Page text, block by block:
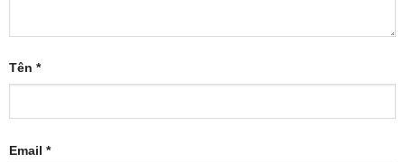
Tên *
Email *